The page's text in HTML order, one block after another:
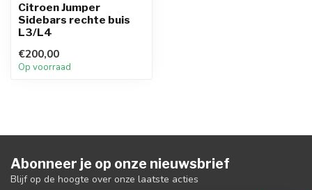
Citroen Jumper
Sidebars rechte buis
L3/L4
€200,00
Op voorraad
Abonneer je op onze nieuwsbrief
Blijf op de hoogte over onze laatste acties